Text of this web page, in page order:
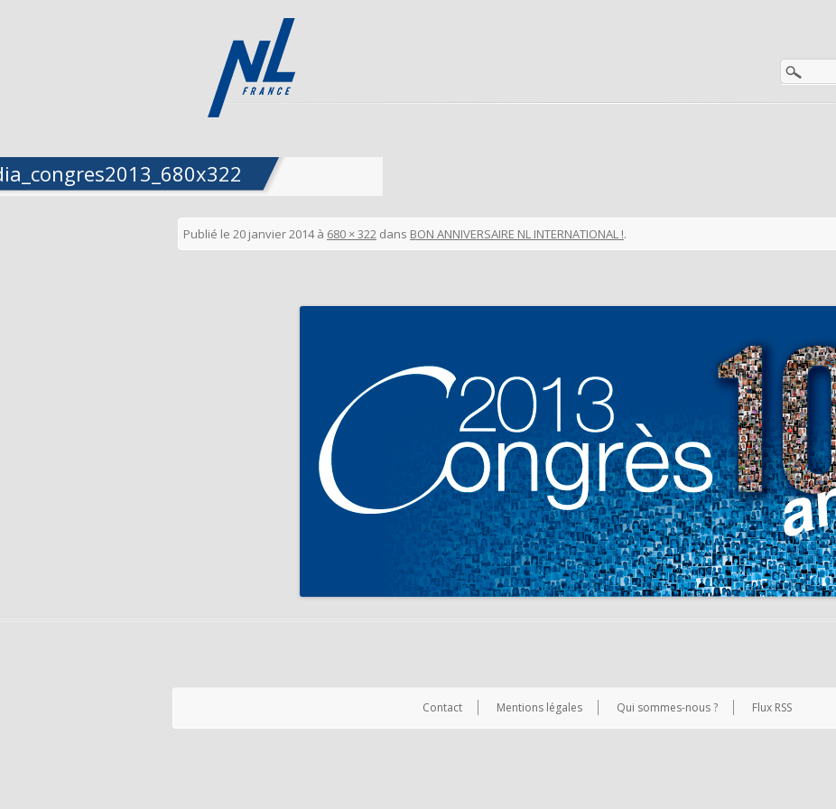
Publié le 20 janvier 2014à 680 × 322 dans BON ANNIVERSAIRE NL INTERNATIONAL !.
Contact Mentions légales Qui sommes-nous ? Flux RSS